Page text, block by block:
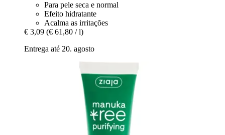
Para pele seca e normal
Efeito hidratante
Acalma as irritações
€ 3,09 (€ 61,80 / l)
Entrega até 20. agosto